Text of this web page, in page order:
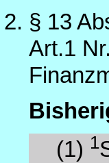
§ 13
Art.1
(1) 1